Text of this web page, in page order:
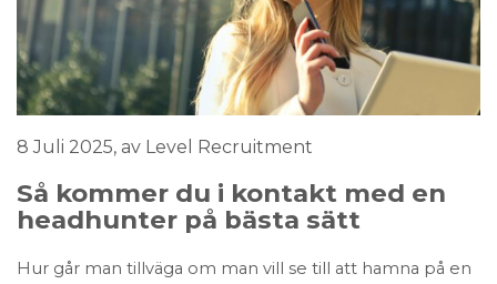
8 Juli 2025, av Level Recruitment
Så kommer du i kontakt med en
headhunter på bästa sätt
Hur går man tillväga om man vill se till att hamna på en